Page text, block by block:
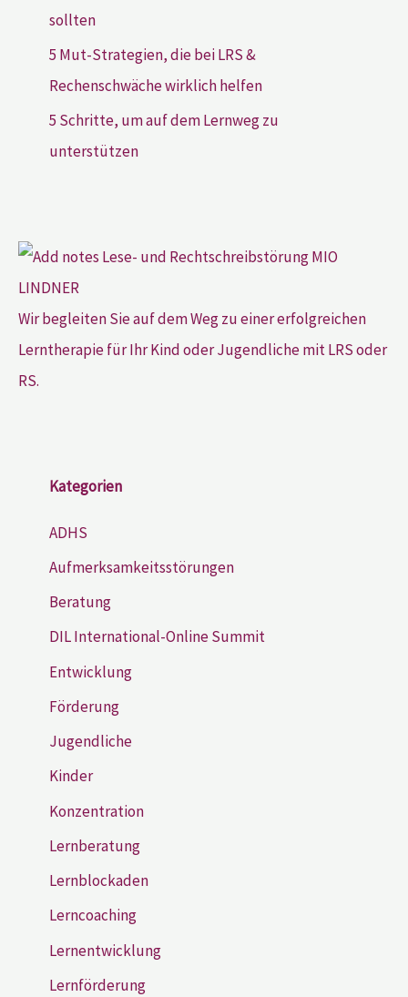
sollten
5 Mut-Strategien, die bei LRS &
Rechenschwäche wirklich helfen
5 Schritte, um auf dem Lernweg zu
unterstützen
Wir begleiten Sie auf dem Weg zu einer erfolgreichen
Lerntherapie für Ihr Kind oder Jugendliche mit LRS oder
RS.
Kategorien
ADHS
Aufmerksamkeitsstörungen
Beratung
DIL International-Online Summit
Entwicklung
Förderung
Jugendliche
Kinder
Konzentration
Lernberatung
Lernblockaden
Lerncoaching
Lernentwicklung
Lernförderung